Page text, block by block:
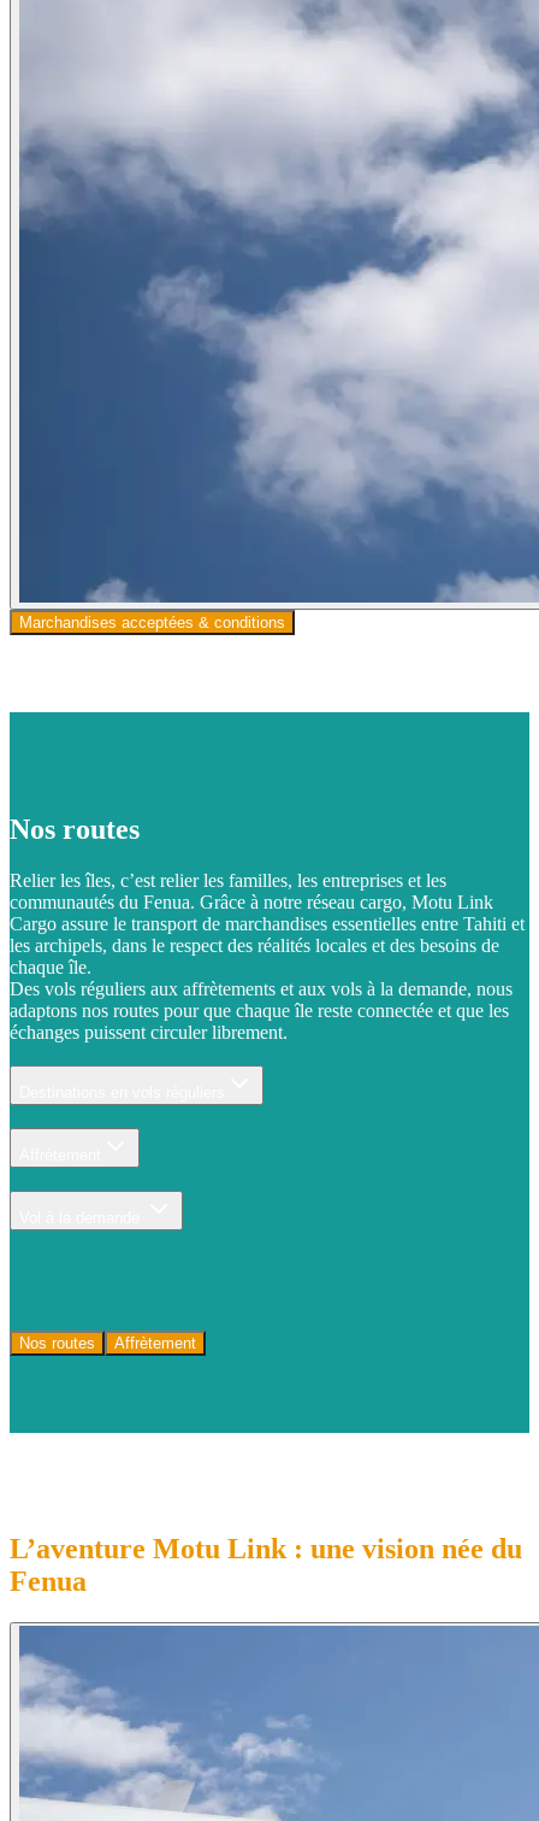
Marchandises acceptées & conditions
Nos routes
Relier les îles, c’est relier les familles, les entreprises et les
communautés du Fenua. Grâce à notre réseau cargo, Motu Link
Cargo assure le transport de marchandises essentielles entre Tahiti et
les archipels, dans le respect des réalités locales et des besoins de
chaque île.
Des vols réguliers aux affrètements et aux vols à la demande, nous
adaptons nos routes pour que chaque île reste connectée et que les
échanges puissent circuler librement.
Nos routes Affrètement
L’aventure Motu Link: une vision née du
Fenua